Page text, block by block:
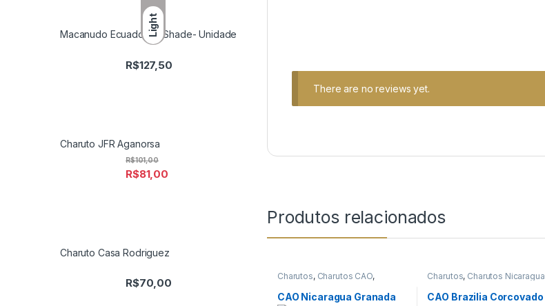
Light
There are no reviews yet.
Produtos relacionados
Charutos, Charutos CAO,
Charutos Nicaragua
Charutos
Off Cuba
CAO Nicaragua Granada
Charutos, Charutos Nicaragua
Charutos Off Cuba
Primeira
Página
CAO Brazilia Corcovado
Macanudo Ecuadorian Shade- Unidade
R$127,50
Charuto JFR Aganorsa
R$81,00
R$101,00
Charuto Casa Rodriguez
R$70,00